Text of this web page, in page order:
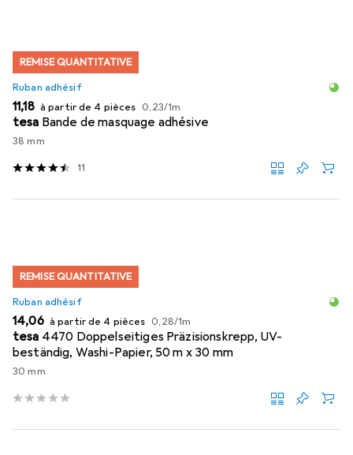
REMISE QUANTITATIVE
Ruban adhésif
EUR
11,18 à partir de 4 pièces EUR
0,23/1m
tesa Bande de masquage adhésive
38 mm
11
REMISE QUANTITATIVE
Ruban adhésif
EUR
14,06 à partir de 4 pièces EUR
0,28/1m
tesa 4470 Doppelseitiges Präzisionskrepp, UV-
beständig, Washi-Papier, 50 m x 30 mm
30 mm